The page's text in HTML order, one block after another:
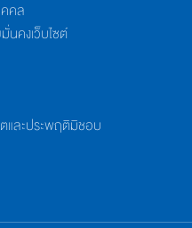
คล
คงเว็บไซต์
ตและประพฤติมิชอบ